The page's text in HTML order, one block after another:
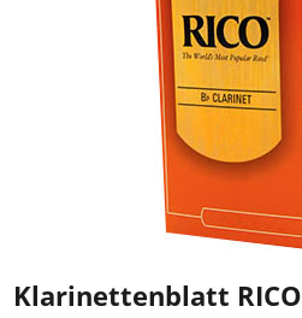
Klarinettenblatt RICO